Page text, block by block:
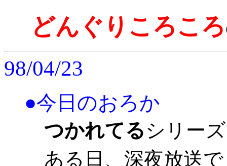
どんぐりころころ
98/04/23
●今日のおろか
つかれてるシリー
ある日、深夜放送で